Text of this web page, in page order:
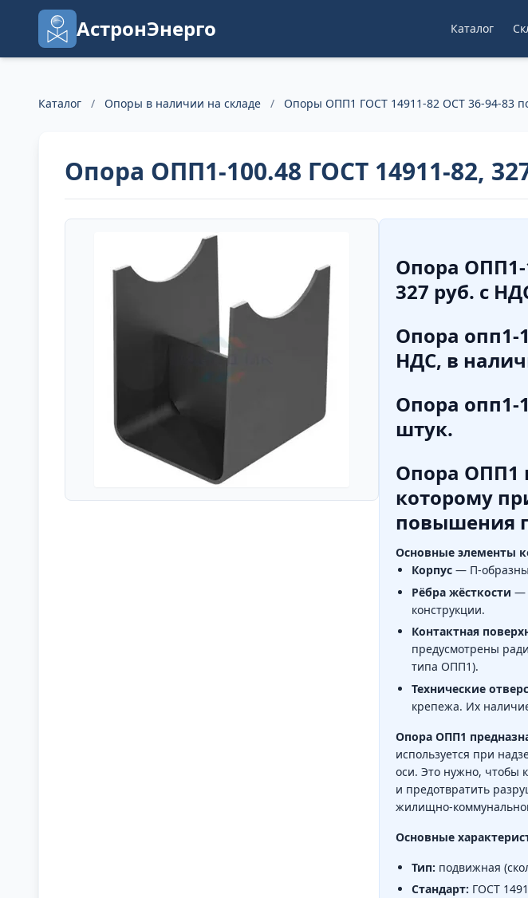
АстронЭнерго Каталог
Каталог / Опоры в наличии на складе / Опоры ОПП1 ГОСТ 14911-82 ОСТ 36-94-83
Опора ОПП1-100.48 ГОСТ 14911-82,
Опора ОПП1-
327 руб. с
Опора опп1-
НДС, в
Опора опп1-
штук.
Опора ОПП1
которому
повышения
Основные элементы
Корпус — П-
Рёбра жёсткости —
конструкции.
Контактная
предусмотрены
типа ОПП1).
Технические
крепежа. Их
Опора ОПП1
используется при
оси. Это нужно, чтобы
и предотвратить
жилищно-
Основные
Тип: подвижная
Стандарт: ГОСТ